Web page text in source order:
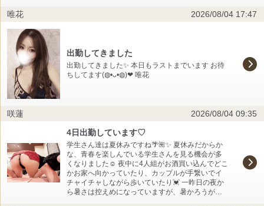
めるね』 『ち◎ぽ好きって顔して舐めて 奏さんも
気付くの。 奏も… 奏の敏感なところを 貴方の 触
るか触らないかの絶妙な指遣いや 舌先で舐めたり
吸ったりの口技の 手練手管で弄んで しとどに濡れ
そぼらせてほしい…♡ ビショビショになった 蜜壺
唯花 2026/08/04 17:47
出勤してきました
出勤してきました✨ 本日もラストまでいます お待
ちしてます(⁠◍⁠•⁠ᴗ⁠•⁠◍⁠)⁠❤ 唯花
咲蓮
2026/08/04 09:35
4日出勤しています♡
学生さん達は夏休みですね🌴🌺✨ 夏休みだからか
な、青春を楽しんでいる学生さんを見る機会が多
くなりました☺️ 夜中に4人組がお酒買い込んでどこ
かお家へ向かっていたり、カップルが手繋いでイ
チャイチャしながら歩いていたり💓 一昨日の夜か
ら暑さは控えめになっていますが、暑かろうが学